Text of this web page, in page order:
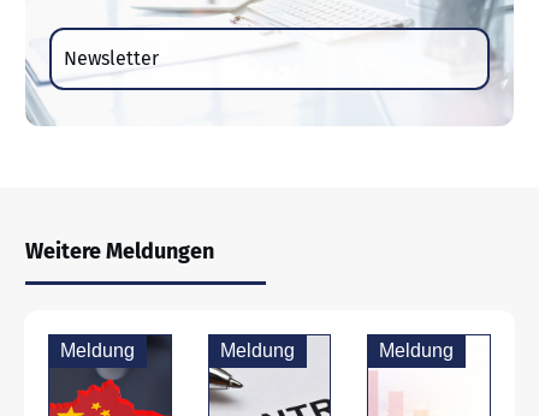
Newsletter
Weitere Meldungen
Meldung Meldung Meldung